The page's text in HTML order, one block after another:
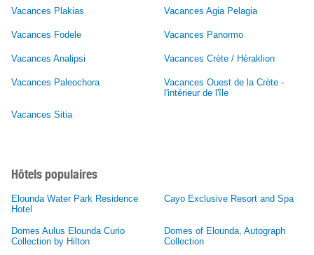
Vacances Plakias Vacances Agia Pelagia
Vacances Fodele Vacances Panormo
Vacances Analipsi Vacances Crète / Héraklion
Vacances Paleochora
Vacances Ouest de la Crète -
l'intérieur de l'île
Vacances Sitia
Hôtels populaires
Elounda Water Park Residence
Hotel
Cayo Exclusive Resort and Spa
Domes Aulus Elounda Curio
Collection by Hilton
Domes of Elounda, Autograph
Collection